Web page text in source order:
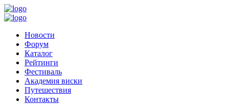
Новости
Форум
Каталог
Рейтинги
Фестиваль
Академия виски
Путешествия
Контакты